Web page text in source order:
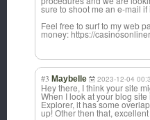
sure to shoot me an e-mail if
Feel free to surf to my web
money: https://
#3 Maybelle 2023-12-04
Hey there, I think your site
When I look at your blog
Explorer, it has some
up! Other then that,